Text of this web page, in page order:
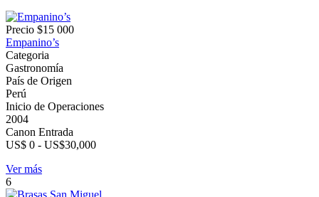
Precio $15 000
Empanino’s
Categoria
Gastronomía
País de Origen
Perú
Inicio de Operaciones
2004
Canon Entrada
US$ 0 - US$30,000
Ver más
6